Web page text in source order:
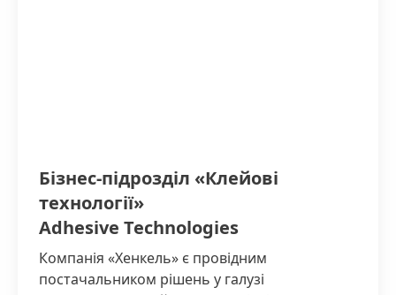
Бізнес-підрозділ «Клейові
технології»
Adhesive Technologies
Компанія «Хенкель» є провідним
постачальником рішень у галузі